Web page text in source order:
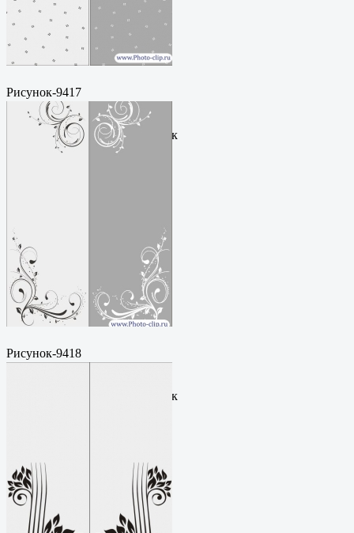
Рисунок-9417
Пескоструйный
рисунокФормат: cdrЦена: 200
руб.Метки: векторный рисунок
Рисунок-9418
Пескоструйный
руб.Метки: векторный рисунок